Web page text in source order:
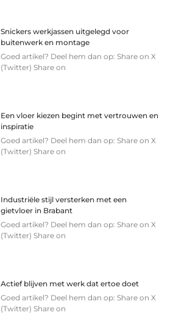
Snickers werkjassen uitgelegd voor
buitenwerk en montage
Goed artikel? Deel hem dan op: Share on X
(Twitter) Share on
Een vloer kiezen begint met vertrouwen en
inspiratie
Goed artikel? Deel hem dan op: Share on X
(Twitter) Share on
Industriële stijl versterken met een
gietvloer in Brabant
Goed artikel? Deel hem dan op: Share on X
(Twitter) Share on
Actief blijven met werk dat ertoe doet
Goed artikel? Deel hem dan op: Share on X
(Twitter) Share on